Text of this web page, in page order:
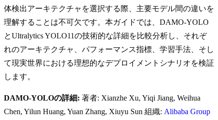
体検出アーキテクチャを選択する際、主要モデル間の違いを
理解することは不可欠です。本ガイドでは、DAMO-YOLO
とUltralytics YOLO11の技術的な詳細を比較分析し、それぞ
れのアーキテクチャ、パフォーマンス指標、学習手法、そし
て現実世界における理想的なデプロイメントシナリオを検証
します。
DAMO-YOLOの詳細: 著者: Xianzhe Xu, Yiqi Jiang, Weihua
Chen, Yilun Huang, Yuan Zhang, Xiuyu Sun 組織: Alibaba Group